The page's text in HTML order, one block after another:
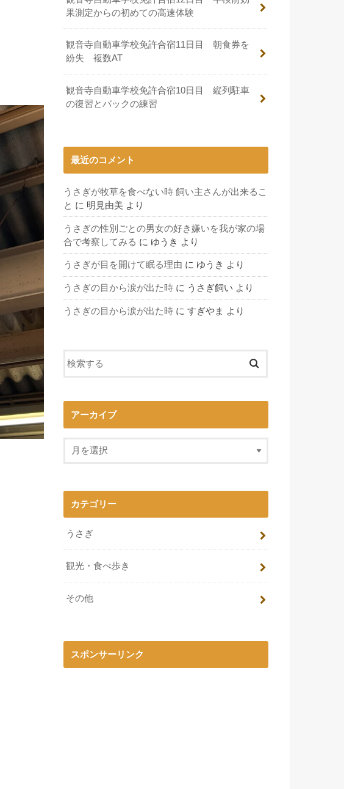
果測定からの初めての高速体験
観音寺自動車学校免許合宿11日目 朝食券を
紛失 複数AT
観音寺自動車学校免許合宿10日目 縦列駐車
の復習とバックの練習
最近のコメント
うさぎが牧草を食べない時 飼い主さんが出来るこ
と に 明見由美 より
うさぎの性別ごとの男女の好き嫌いを我が家の場
合で考察してみる に ゆうき より
うさぎが目を開けて眠る理由 に ゆうき より
うさぎの目から涙が出た時 に うさぎ飼い より
うさぎの目から涙が出た時 に すぎやま より
アーカイブ
カテゴリー
うさぎ
観光・食べ歩き
その他
スポンサーリンク